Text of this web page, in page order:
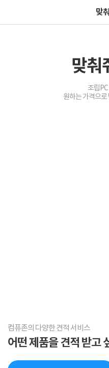
맞
맞춰
조립
원하는 가격으로
컴퓨존의 다양한 견적 서비스
어떤 제품을 견적 받고